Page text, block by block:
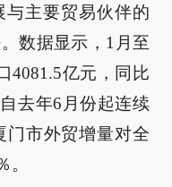
与主要贸易伙伴的
数据显示，1月至
4081.5亿元，同比
去年6月份起连续
门市外贸增量对全